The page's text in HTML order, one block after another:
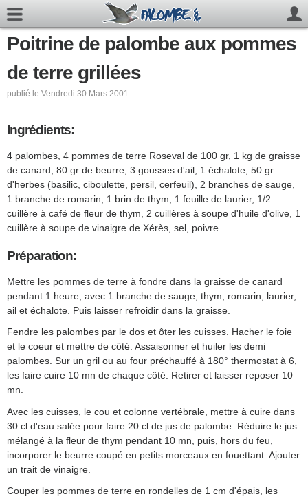
Poitrine de palombe aux pommes
de terre grillées
publié le Vendredi 30 Mars 2001
Ingrédients:
4 palombes, 4 pommes de terre Roseval de 100 gr, 1 kg de graisse
de canard, 80 gr de beurre, 3 gousses d'ail, 1 échalote, 50 gr
d'herbes (basilic, ciboulette, persil, cerfeuil), 2 branches de sauge,
1 branche de romarin, 1 brin de thym, 1 feuille de laurier, 1/2
cuillère à café de fleur de thym, 2 cuillères à soupe d'huile d'olive, 1
cuillère à soupe de vinaigre de Xérès, sel, poivre.
Préparation:
Mettre les pommes de terre à fondre dans la graisse de canard
pendant 1 heure, avec 1 branche de sauge, thym, romarin, laurier,
ail et échalote. Puis laisser refroidir dans la graisse.
Fendre les palombes par le dos et ôter les cuisses. Hacher le foie
et le coeur et mettre de côté. Assaisonner et huiler les demi
palombes. Sur un gril ou au four préchauffé à 180° thermostat à 6,
les faire cuire 10 mn de chaque côté. Retirer et laisser reposer 10
mn.
Avec les cuisses, le cou et colonne vertébrale, mettre à cuire dans
30 cl d'eau salée pour faire 20 cl de jus de palombe. Réduire le jus
mélangé à la fleur de thym pendant 10 mn, puis, hors du feu,
incorporer le beurre coupé en petits morceaux en fouettant. Ajouter
un trait de vinaigre.
Couper les pommes de terre en rondelles de 1 cm d'épais, les